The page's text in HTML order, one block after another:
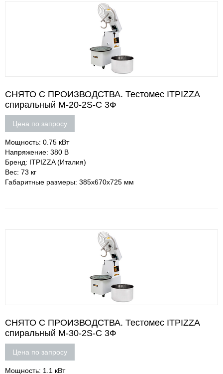
СНЯТО С ПРОИЗВОДСТВА. Тестомес ITPIZZA
спиральный M-20-2S-С 3Ф
Цена по запросу
Мощность: 0.75 кВт
Напряжение: 380 В
Бренд: ITPIZZA (Италия)
Вес: 73 кг
Габаритные размеры: 385х670х725 мм
СНЯТО С ПРОИЗВОДСТВА. Тестомес ITPIZZA
спиральный M-30-2S-С 3Ф
Цена по запросу
Мощность: 1.1 кВт